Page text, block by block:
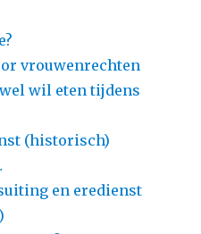
vrouwenrechten
wil eten tijdens
(historisch)
en eredienst